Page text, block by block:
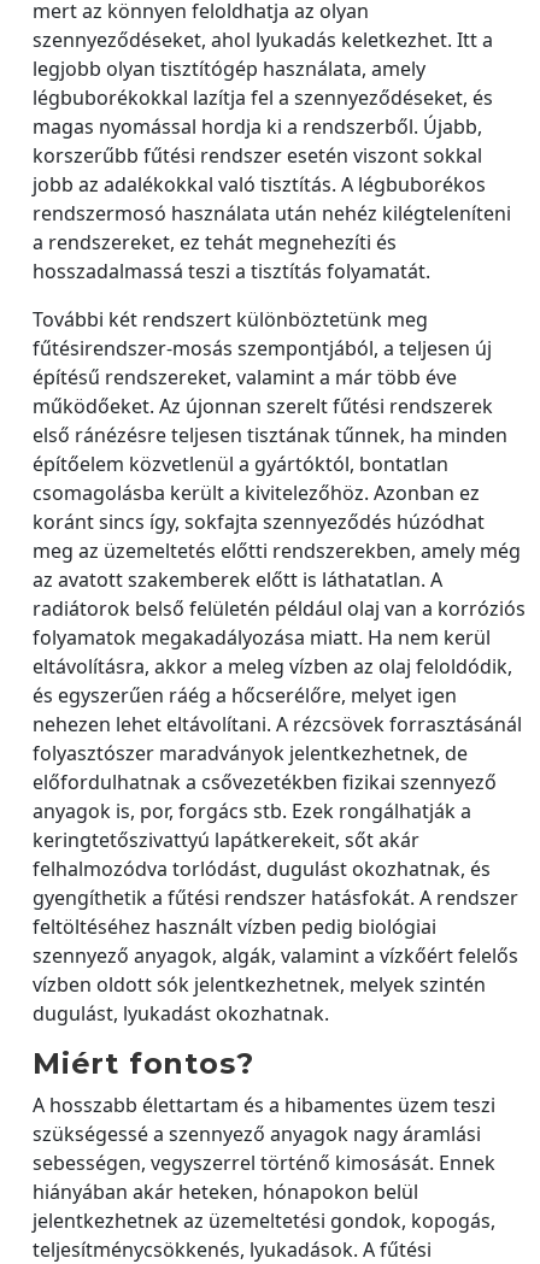
mert az könnyen feloldhatja az olyan
szennyeződéseket, ahol lyukadás keletkezhet. Itt a
legjobb olyan tisztítógép használata, amely
légbuborékokkal lazítja fel a szennyeződéseket, és
magas nyomással hordja ki a rendszerből. Újabb,
korszerűbb fűtési rendszer esetén viszont sokkal
jobb az adalékokkal való tisztítás. A légbuborékos
rendszermosó használata után nehéz kilégteleníteni
a rendszereket, ez tehát megnehezíti és
hosszadalmassá teszi a tisztítás folyamatát.
További két rendszert különböztetünk meg
fűtésirendszer-mosás szempontjából, a teljesen új
építésű rendszereket, valamint a már több éve
működőeket. Az újonnan szerelt fűtési rendszerek
első ránézésre teljesen tisztának tűnnek, ha minden
építőelem közvetlenül a gyártóktól, bontatlan
csomagolásba került a kivitelezőhöz. Azonban ez
koránt sincs így, sokfajta szennyeződés húzódhat
meg az üzemeltetés előtti rendszerekben, amely még
az avatott szakemberek előtt is láthatatlan. A
radiátorok belső felületén például olaj van a korróziós
folyamatok megakadályozása miatt. Ha nem kerül
eltávolításra, akkor a meleg vízben az olaj feloldódik,
és egyszerűen ráég a hőcserélőre, melyet igen
nehezen lehet eltávolítani. A rézcsövek forrasztásánál
folyasztószer maradványok jelentkezhetnek, de
előfordulhatnak a csővezetékben fizikai szennyező
anyagok is, por, forgács stb. Ezek rongálhatják a
keringtetőszivattyú lapátkerekeit, sőt akár
felhalmozódva torlódást, dugulást okozhatnak, és
gyengíthetik a fűtési rendszer hatásfokát. A rendszer
feltöltéséhez használt vízben pedig biológiai
szennyező anyagok, algák, valamint a vízkőért felelős
vízben oldott sók jelentkezhetnek, melyek szintén
dugulást, lyukadást okozhatnak.
Miért fontos?
A hosszabb élettartam és a hibamentes üzem teszi
szükségessé a szennyező anyagok nagy áramlási
sebességen, vegyszerrel történő kimosását. Ennek
hiányában akár heteken, hónapokon belül
jelentkezhetnek az üzemeltetési gondok, kopogás,
teljesítménycsökkenés, lyukadások. A fűtési